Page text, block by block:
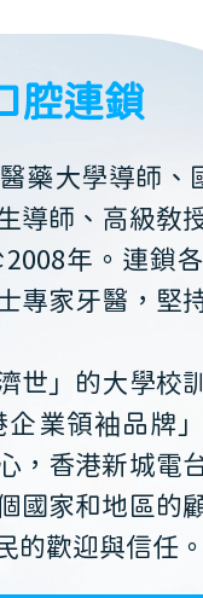
腔連鎖
藥大學導師、
導師、高級教
年。連鎖
專家牙醫，堅
世」的大學校
業領袖品牌
，香港新城電
國家和地區的
的歡迎與信任。